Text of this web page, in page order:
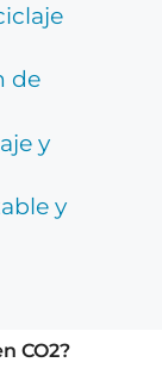
de
y
y
CO2?